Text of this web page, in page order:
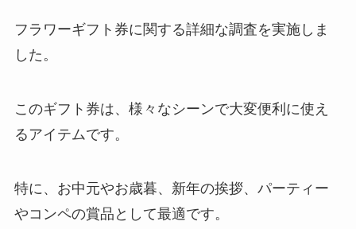
アなどで売ってる？コメリやウエ
フラワーギフト券に関する詳細な調査を実施しま
した。
このギフト券は、様々なシーンで大変便利に使え
るアイテムです。
特に、お中元やお歳暮、新年の挨拶、パーティー
やコンペの賞品として最適です。